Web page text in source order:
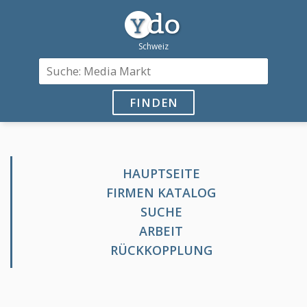
FINDEN
HAUPTSEITE
FIRMEN KATALOG
SUCHE
ARBEIT
RÜCKKOPPLUNG